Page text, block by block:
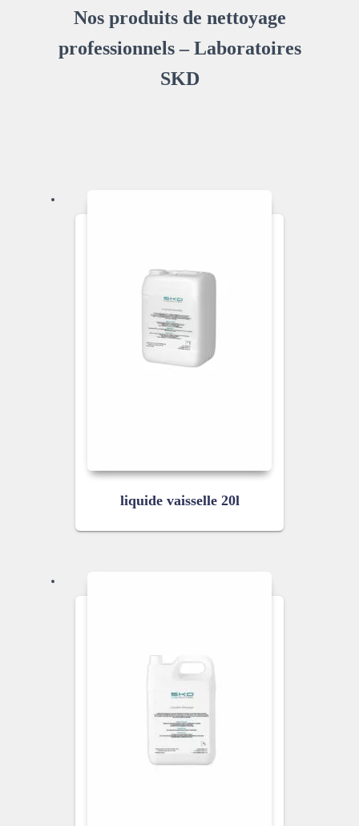
Nos produits de nettoyage
professionnels – Laboratoires
SKD
liquide vaisselle 20l